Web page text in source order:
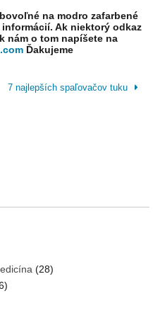
na modro zafarbené
Ak niektorý odkaz
nám o tom napíšete na
Ďakujeme
7 najlepších spaľovačov tuku
(28)